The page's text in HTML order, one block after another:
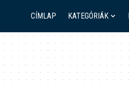
CÍMLAP KATEGÓRIÁK